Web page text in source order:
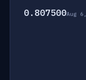
0.807500Aug